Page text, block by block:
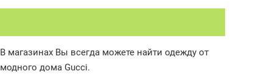
В магазинах Вы всегда можете найти одежду от
модного дома Gucci.